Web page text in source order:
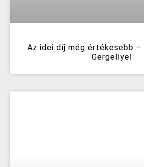
Az idei díj még értékesebb –
Gergellyel